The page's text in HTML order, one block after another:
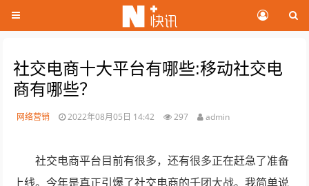
社交电商十大平台有哪些:移动社交电
商有哪些？
网络营销 2022年08月05日 14:42 297 admin
社交电商平台目前有很多，还有很多正在赶急了准备
上线。今年是真正引爆了社交电商的千团大战。我简单说